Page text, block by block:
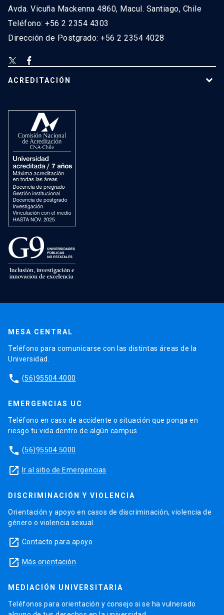
Avda. Vicuña Mackenna 4860, Macul. Santiago, Chile
Teléfono: +56 2 2354 4303
Dirección de Postgrado: +56 2 2354 4028
ACREDITACIÓN
MESA CENTRAL
Teléfono para comunicarse con las distintas áreas de la
Universidad.
phone (56)95504 4000
EMERGENCIAS UC
Teléfono en caso de accidente o situación que ponga en
riesgo tu vida dentro de algún campus.
phone (56)95504 5000
launch Ir al sitio de Emergencias
DISCRIMINACIÓN Y VIOLENCIA
Orientación y apoyo en casos de discriminación, violencia de
género o violencia sexual.
launch Contacto para apoyo
launch Más orientación
MEDIACIÓN UNIVERSITARIA
Teléfonos para orientación y consejo si se ha vulnerado